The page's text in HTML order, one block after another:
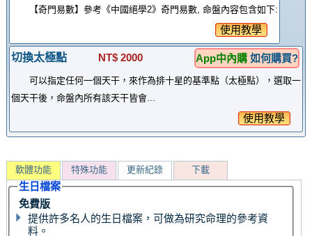
【奇門易數】參考《中國絕學2》奇門易數, 命盤內容包含如下:
使用教學
切換太極點 NT$ 2000 App中內購 如何購買?
可以指定任何一個天干，來作為排十星的基準點（太極點），選取一
個天干後，命盤內所有該天干皆會...
使用教學
軟體功能 特殊功能 更新紀錄 下載
生日檔案
免費版
提供許多名人的生日檔案，可做為研究命理的參考資
料。